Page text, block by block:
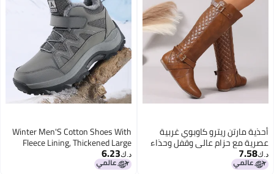
أحذية مارتن ريترو كاوبوي غربية
عصرية مع حزام عالي وقفل وحذاء
جلد بأسلوب ركوب للقياسات الكبيرة
د.ك‏7.58
Winter Men'S Cotton Shoes With
Fleece Lining, Thickened Large
Cotton Women'S Snow Boots,
Trade Large Size Outdoor Mid-Top
د.ك‏6.23